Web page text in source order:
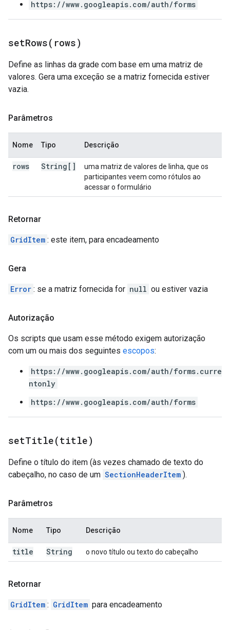
https://www.googleapis.com/auth/forms
setRows( rows)
Define as linhas da grade com base em uma matriz de
valores. Gera uma exceção se a matriz fornecida estiver
vazia.
Parâmetros
Nome Tipo Descrição
rows String[]
uma matriz de valores de linha, que os
participantes veem como rótulos ao
acessar o formulário
Retornar
GridItem : este item, para encadeamento
Gera
Error : se a matriz fornecida for null ou estiver vazia
Autorização
Os scripts que usam esse método exigem autorização
com um ou mais dos seguintes escopos:
https://www.googleapis.com/auth/forms.curre
ntonly
https://www.googleapis.com/auth/forms
setTitle(title)
Define o título do item (às vezes chamado de texto do
cabeçalho, no caso de um SectionHeaderItem ).
Parâmetros
Nome Tipo Descrição
title String o novo título ou texto do cabeçalho
Retornar
GridItem : GridItem para encadeamento